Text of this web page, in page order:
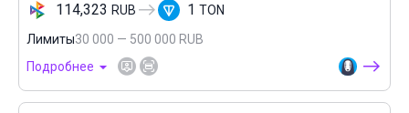
114,323 RUB 1 TON
Лимиты30 000 — 500 000 RUB
Подробнее